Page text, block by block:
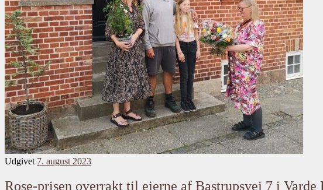
Udgivet 7. august 2023
Rose-prisen overrakt til ejerne af Bastrupsvej 7 i Varde